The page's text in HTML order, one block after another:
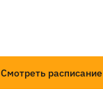
Смотреть расписание